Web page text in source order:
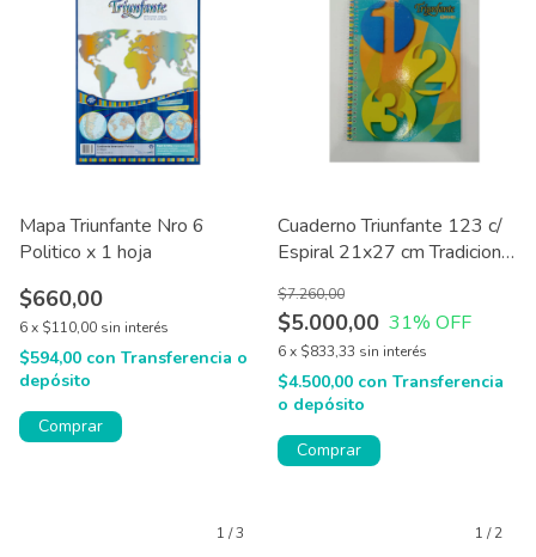
Mapa Triunfante Nro 6
Politico x 1 hoja
$660,00
6x $110,00 sin interés
$594,00 con Transferencia o
depósito
Comprar
Cuaderno Triunfante 123 c/
Espiral 21x27 cm Tradicional
$5.000,00
$7.260,00
31% OFF
6x $833,33 sin interés
$4.500,00 con Transferencia
o depósito
Comprar
1 /3 1 /2